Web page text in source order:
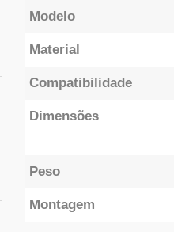
Modelo
Material
Compatibilidade
Dimensões
Peso
Montagem